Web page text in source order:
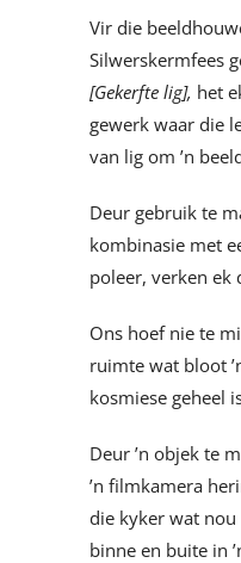
Vir die
Silwerskermfees
[Gekerfte lig], het
gewerk waar die
van lig om ’n
Deur gebruik te
kombinasie met
poleer, verken ek
Ons hoef nie te
ruimte wat bloot
kosmiese geheel
Deur ’n objek te
’n filmkamera
die kyker wat
binne en buite in